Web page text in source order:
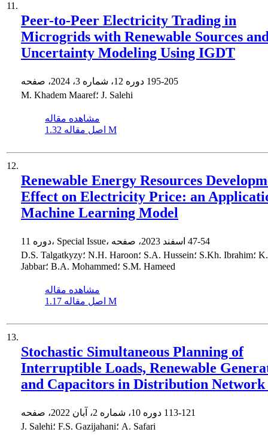
11.
Peer-to-Peer Electricity Trading in
Microgrids with Renewable Sources
Uncertainty Modeling Using IGDT
195-205
M. Khadem Maaref؛ J. Salehi
مشاهده مقاله
اصل مقاله 1.32 M
12.
Renewable Energy Resources
Effect on Electricity Price: an
Machine Learning Model
47-54
D.S. Talgatkyzy؛ N.H. Haroon؛ S.A. Hussein؛ S.Kh. Ibrahim؛ K.A.
Jabbar؛ B.A. Mohammed؛ S.M. Hameed
مشاهده مقاله
اصل مقاله 1.17 M
13.
Stochastic Simultaneous Planning of
Interruptible Loads, Renewable
and Capacitors in Distribution Network ‎
113-121
J. Salehi؛ F.S. Gazijahani؛ A. Safari